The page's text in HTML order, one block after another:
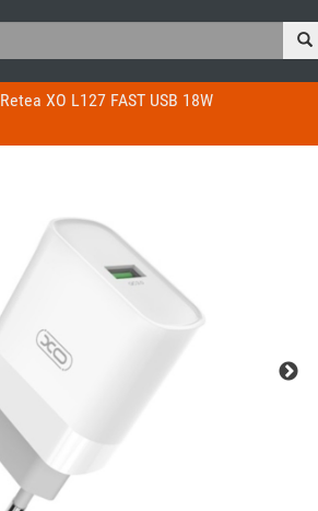
XO L127 FAST USB 18W